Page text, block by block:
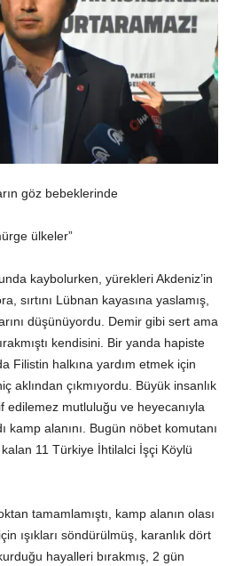
göz bebeklerinde
ülkeler”
kaybolurken, yürekleri Akdeniz’in
sırtını Lübnan kayasına yaslamış,
düşünüyordu. Demir gibi sert ama
kendisini. Bir yanda hapiste
Filistin halkına yardım etmek için
aklından çıkmıyordu. Büyük insanlık
edilemez mutluluğu ve heyecanıyla
kamp alanını. Bugün nöbet komutanı
11 Türkiye İhtilalci İşçi Köylü
tamamlamıştı, kamp alanın olası
ışıkları söndürülmüş, karanlık dört
hayalleri bırakmış, 2 gün